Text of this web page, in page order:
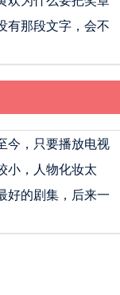
有那段文字，会不
今，只要播放电视
小，人物化妆太
好的剧集，后来一